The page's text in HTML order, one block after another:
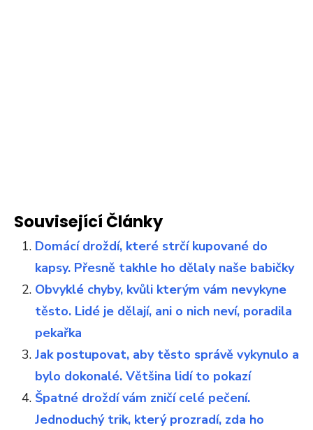
Související Články
Domácí droždí, které strčí kupované do
kapsy. Přesně takhle ho dělaly naše babičky
Obvyklé chyby, kvůli kterým vám nevykyne
těsto. Lidé je dělají, ani o nich neví, poradila
pekařka
Jak postupovat, aby těsto správě vykynulo a
bylo dokonalé. Většina lidí to pokazí
Špatné droždí vám zničí celé pečení.
Jednoduchý trik, který prozradí, zda ho